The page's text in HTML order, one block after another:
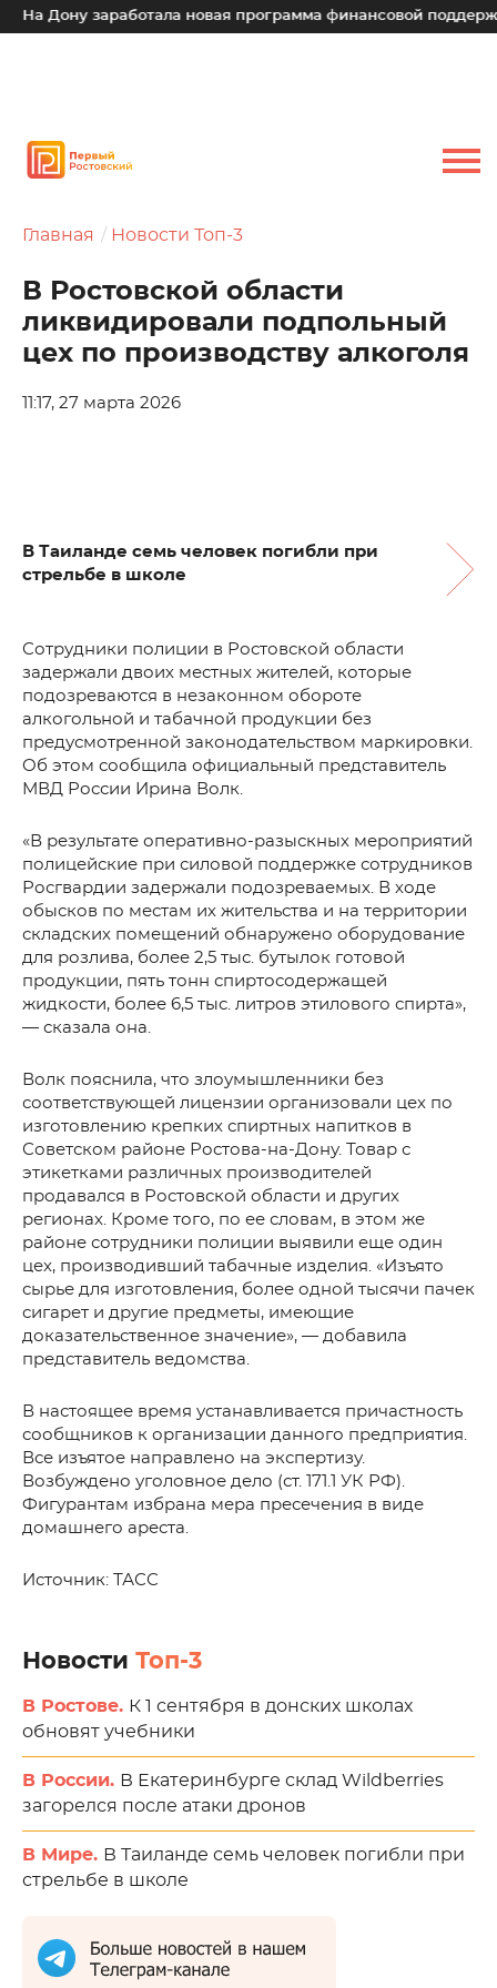
Дону заработала новая программа финансовой поддержки
Главная Новости Топ-3
В Ростовской области
ликвидировали подпольный
цех по производству алкоголя
11:17, 27 марта 2026
В Таиланде семь человек погибли при
стрельбе в школе
Сотрудники полиции в Ростовской области
задержали двоих местных жителей, которые
подозреваются в незаконном обороте
алкогольной и табачной продукции без
предусмотренной законодательством маркировки.
Об этом сообщила официальный представитель
МВД России Ирина Волк.
«В результате оперативно-разыскных мероприятий
полицейские при силовой поддержке сотрудников
Росгвардии задержали подозреваемых. В ходе
обысков по местам их жительства и на территории
складских помещений обнаружено оборудование
для розлива, более 2,5 тыс. бутылок готовой
продукции, пять тонн спиртосодержащей
жидкости, более 6,5 тыс. литров этилового спирта»,
— сказала она.
Волк пояснила, что злоумышленники без
соответствующей лицензии организовали цех по
изготовлению крепких спиртных напитков в
Советском районе Ростова-на-Дону. Товар с
этикетками различных производителей
продавался в Ростовской области и других
регионах. Кроме того, по ее словам, в этом же
районе сотрудники полиции выявили еще один
цех, производивший табачные изделия. «Изъято
сырье для изготовления, более одной тысячи пачек
сигарет и другие предметы, имеющие
доказательственное значение», — добавила
представитель ведомства.
В настоящее время устанавливается причастность
сообщников к организации данного предприятия.
Все изъятое направлено на экспертизу.
Возбуждено уголовное дело (ст. 171.1 УК РФ).
Фигурантам избрана мера пресечения в виде
домашнего ареста.
Источник: ТАСС
Новости Топ-3
В Ростове. К 1 сентября в донских школах
обновят учебники
В России. В Екатеринбурге склад Wildberries
загорелся после атаки дронов
В Мире. В Таиланде семь человек погибли при
стрельбе в школе